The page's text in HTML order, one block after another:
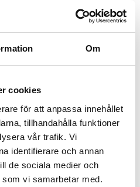
Om
cookies
för att anpassa innehållet
tillhandahålla funktioner
vår trafik. Vi
identifierare och annan
de sociala medier och
vi samarbetar med.